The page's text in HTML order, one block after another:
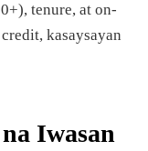
tenure, at on-
kasaysayan
Iwasan